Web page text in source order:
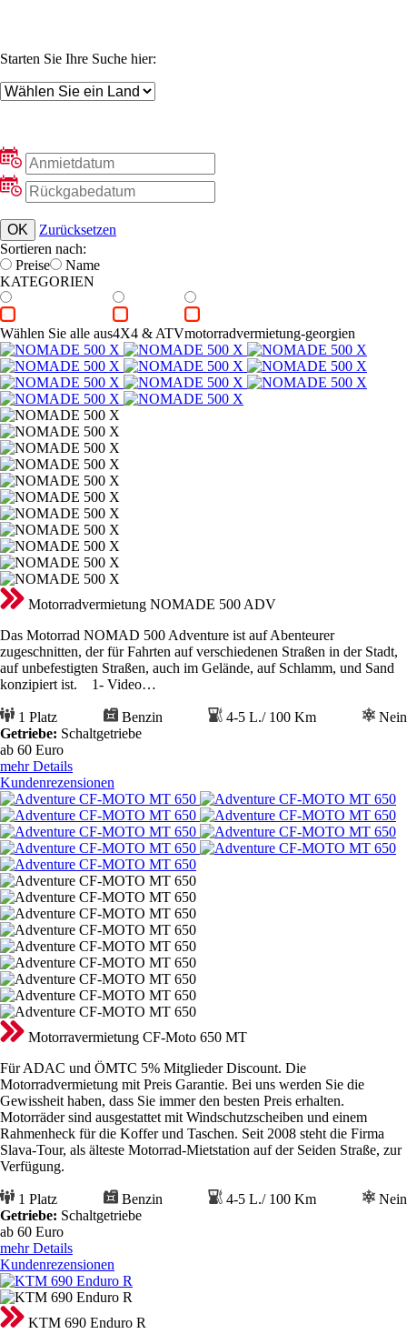
Starten Sie Ihre Suche hier:
OK
Zurücksetzen
Sortieren nach:
Preisе
Name
KATEGORIEN
Wählen Sie alle aus4X4 & ATVmotorradvermietung-georgien
Motorradvermietung NOMADE 500 ADV
Das Motorrad NOMAD 500 Adventure ist auf Abenteurer
zugeschnitten, der für Fahrten auf verschiedenen Straßen in der Stadt,
auf unbefestigten Straßen, auch im Gelände, auf Schlamm, und Sand
konzipiert ist. 1- Video…
1 Platz Benzin 4-5 L./ 100 Km
Nein
Getriebe: Schaltgetriebe
ab 60 Euro
mehr Details
Kundenrezensionen
Motorravermietung CF-Moto 650 MT
Für ADAC und ÖMTC 5% Mitglieder Discount. Die
Motorradvermietung mit Preis Garantie. Bei uns werden Sie die
Gewissheit haben, dass Sie immer den besten Preis erhalten.
Motorräder sind ausgestattet mit Windschutzscheiben und einem
Rahmenheck für die Koffer und Taschen. Seit 2008 steht die Firma
Slava-Tour, als älteste Motorrad-Mietstation auf der Seiden Straße, zur
Verfügung.
1 Platz Benzin 4-5 L./ 100 Km
Nein
Getriebe: Schaltgetriebe
ab 60 Euro
mehr Details
Kundenrezensionen
KTM 690 Enduro R